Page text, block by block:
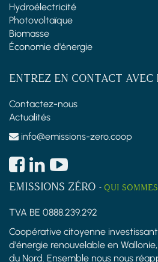
Hydroélectricité
Photovoltaïque
Biomasse
Économie d'énergie
ENTREZ EN CONTACT AVEC
Contactez-nous
Actualités
info@emissions-zero.coop
EMISSIONS ZÉRO - QUI
TVA BE 0888.239.292
Coopérative citoyenne
d'énergie renouvelable en
du Nord. Ensemble nous nous